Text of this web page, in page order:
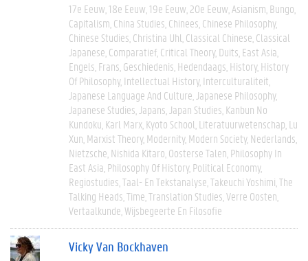
17e Eeuw 18e Eeuw 19e Eeuw 20e Eeuw Asianism Bungo
Capitalism China Studies Chinees Chinese Philosophy
Chinese Studies Christina Uhl Classical Chinese Classical
Japanese Comparatief Critical Theory Duits East Asia
Engels Frans Geschiedenis Hedendaags History History
Of Philosophy Intellectual History Interculturaliteit
Japanese Language And Culture Japanese Philosophy
Japanese Studies Japans Japan Studies Kanbun No
Kundoku Karl Marx Kyoto School Literatuurwetenschap Lu
Xun Marxist Theory Modernity Modern Society Nederlands
Nietzsche Nishida Kitaro Oosterse Talen Philosophy In
East Asia Philosophy Of History Political Economy
Regiostudies Taal- En Tekstanalyse Takeuchi Yoshimi The
Talking Heads Time Translation Studies Verre Oosten
Vertaalkunde Wijsbegeerte En Filosofie
Vicky Van Bockhaven